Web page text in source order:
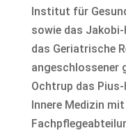
Institut für
sowie das
das Geriatrische
angeschlossener
Ochtrup das
Innere Medizin